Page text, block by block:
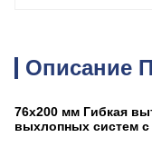
Описание
76x200 мм Гибкая
выхлопных систем